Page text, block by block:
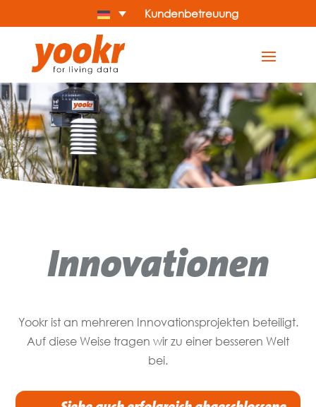
Kundenbetreuung
Innovationen
Yookr ist an mehreren Innovationsprojekten beteiligt.
Auf diese Weise tragen wir zu einer besseren Welt
bei.